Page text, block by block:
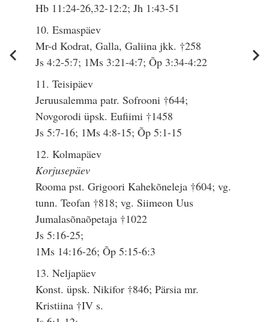
Hb 11:24-26,32-12:2; Jh 1:43-51
10. Esmaspäev
Mr-d Kodrat, Galla, Galiina jkk. †258
Js 4:2-5:7; 1Ms 3:21-4:7; Õp 3:34-4:22
11. Teisipäev
Jeruusalemma patr. Sofrooni †644;
Novgorodi üpsk. Eufiimi †1458
Js 5:7-16; 1Ms 4:8-15; Õp 5:1-15
12. Kolmapäev
Korjusepäev
Rooma pst. Grigoori Kahekõneleja †604; vg.
tunn. Teofan †818; vg. Siimeon Uus
Jumalasõnaõpetaja †1022
Js 5:16-25;
1Ms 14:16-26; Õp 5:15-6:3
13. Neljapäev
Konst. üpsk. Nikifor †846; Pärsia mr.
Kristiina †IV s.